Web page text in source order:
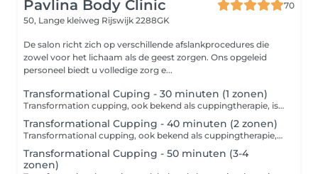
Pavlina Body Clinic
70
50, Lange kleiweg Rijswijk 2288GK
De salon richt zich op verschillende afslankprocedures die
zowel voor het lichaam als de geest zorgen. Ons opgeleid
personeel biedt u volledige zorg e...
Transformational Cuping - 30 minuten (1 zonen)
Transformation cupping, ook bekend als cuppingtherapie, is een alternatieve therapeutische methode die gebruikmaakt van onderdruk die wordt gecreëerd door speciale glazen of siliconen cups. Deze techniek richt zich op het verlichten van spierspanning, het verbeteren van de bloedcirculatie en het verwijderen van gifstoffen uit het lichaam, en is ook een populaire keuze in de strijd tegen cellulite. Contra-indicaties voor cupping: 1. Huidziekten 2. Bloedstoornissen 3. Zwangerschap 4. Ontstekingen en infecties 5. Hart- en vaatproblemen 6. Barriètes en uitgezette aderen Raadpleeg altijd een professional! Toepassing: Transforcupping wordt vaak gebruikt om chronische pijn, spanning, cellulite te verlichten en als ondersteunende therapie bij revalidatie na blessures. Het wordt aanbevolen om vooraf een professional te raadplegen, die passende instructies en aanbevelingen kan geven. Over het algemeen wordt deze techniek beschouwd als een effectieve methode voor het verbeteren van de lichamelijke en geestelijke gezondheid, inclusief het verminderen van cellulite.
Transformational Cupping - 40 minuten (2 zonen)
Transformational cupping, ook bekend als cuppingtherapie, is een alternatieve therapeutische methode die gebruikmaakt van onderdruk die wordt gecreëerd door speciale glazen of siliconen cups. Deze techniek richt zich op het verlichten van spierspanning, het verbeteren van de bloedcirculatie en het verwijderen van gifstoffen uit het lichaam, en is ook een populaire keuze in de strijd tegen cellulite. Contra-indicaties voor cupping: 1. Huidziekten 2. Bloedstoornissen 3. Zwangerschap 4. Ontstekingen en infecties 5. Hart- en vaatproblemen 6. Barriètes en uitgezette aderen Raadpleeg altijd een professional! Toepassing: Transformaní cupping wordt vaak gebruikt om chronische pijn, spanning, cellulite te verlichten en als ondersteunende therapie bij revalidatie na blessures. Het wordt aanbevolen om vooraf een professional te raadplegen, die passende instructies en aanbevelingen kan geven. Over het algemeen wordt deze techniek beschouwd als een effectieve methode voor het verbeteren van de lichamelijke en geestelijke gezondheid, inclusief het verminderen van cellulite.
Transformational Cupping - 50 minuten (3-4
zonen)